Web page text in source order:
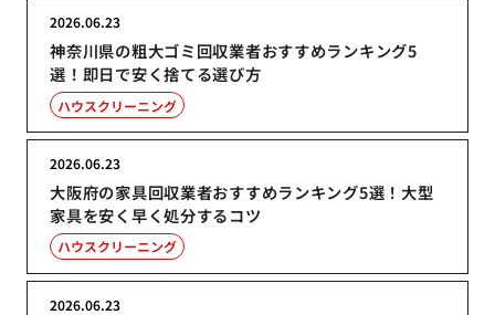
神奈川県の粗大ゴミ回収業者おすすめランキング5
選！即日で安く捨てる選び方
2026.06.23
ハウスクリーニング
大阪府の家具回収業者おすすめランキング5選！大型
家具を安く早く処分するコツ
2026.06.23
ハウスクリーニング
2026.06.23